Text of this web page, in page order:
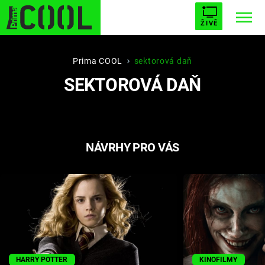
ŽIVĚ
STARHOUSE BUFFY, PŘEMOŽITELKA UPÍRŮ
PLNEJ KOTEL AVENGERS 5
Seriály
Hry
Prima COOL sektorová daň
SEKTOROVÁ DAŇ
NÁVRHY PRO VÁS
HARRY POTTER KINOFILMY